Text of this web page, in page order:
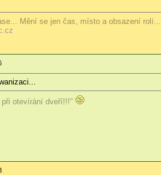
Mění se jen čas, místo a obsazení rolí...
otevírání dveří!!!"